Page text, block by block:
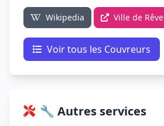
Wikipedia Ville de Rêve
Voir tous les Couvreurs
🔧 Autres services